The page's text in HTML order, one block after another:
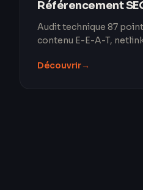
Référencement
Audit technique 87
contenu E-E-A-T,
Découvrir→